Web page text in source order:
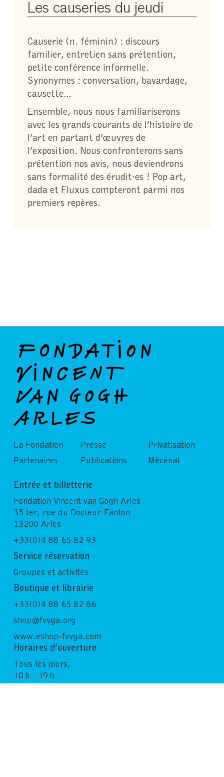
Les causeries du jeudi
Causerie (n. féminin) : discours
familier, entretien sans prétention,
petite conférence informelle.
Synonymes : conversation, bavardage,
causette…
Ensemble, nous nous familiariserons
avec les grands courants de l’histoire de
l’art en partant d’œuvres de
l’exposition. Nous confronterons sans
prétention nos avis, nous deviendrons
sans formalité des érudit·es ! Pop art,
dada et Fluxus compteront parmi nos
premiers repères.
La Fondation
Partenaires
Presse
Publications
Privatisation
Mécénat
Entrée et billetterie
Fondation Vincent van Gogh Arles
35 ter, rue du Docteur-Fanton
13200 Arles
+33(0)4 88 65 82 93
Service réservation
Groupes et activités
Boutique et librairie
+33(0)4 88 65 82 86
shop@fvvga.org
www.eshop-fvvga.com
Horaires d’ouverture
Tous les jours,
10 h - 19 h